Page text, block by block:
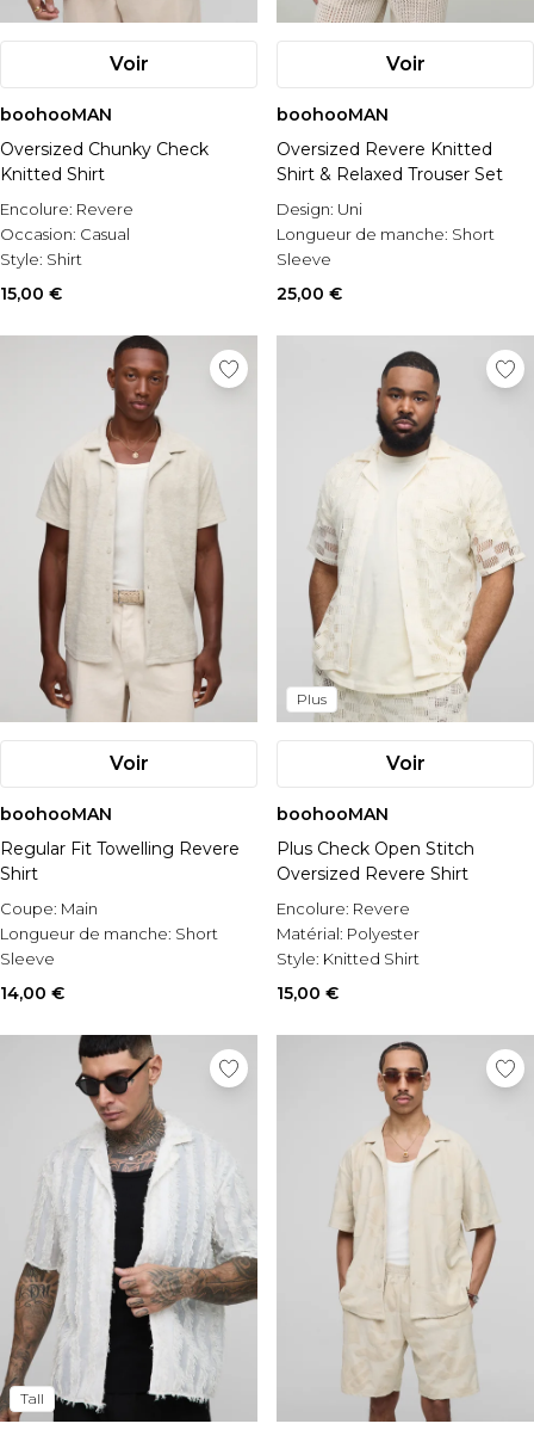
Voir
boohooMAN
Oversized Chunky Check
Knitted Shirt
Encolure: Revere
Occasion: Casual
Style: Shirt
15,00 €
Voir
boohooMAN
Oversized Revere Knitted
Shirt & Relaxed Trouser Set
Design: Uni
Longueur de manche: Short
Sleeve
Matérial:
25,00 €
Voir
boohooMAN
Regular Fit Towelling Revere
Shirt
Coupe: Main
Longueur de manche: Short
Sleeve
Style:
Short Sleeve Shirt
14,00 €
Plus
Voir
boohooMAN
Plus Check Open Stitch
Oversized Revere Shirt
Encolure: Revere
Matérial: Polyester
Style: Knitted Shirt
15,00 €
Tall